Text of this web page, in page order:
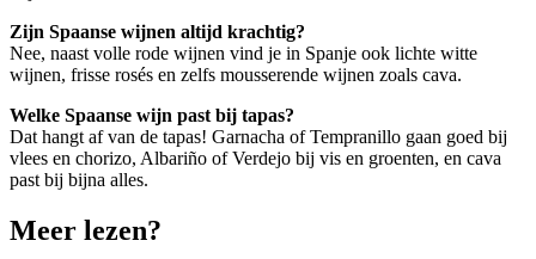
Zijn Spaanse wijnen altijd krachtig?
Nee, naast volle rode wijnen vind je in Spanje ook lichte witte
wijnen, frisse rosés en zelfs mousserende wijnen zoals cava.
Welke Spaanse wijn past bij tapas?
Dat hangt af van de tapas! Garnacha of Tempranillo gaan goed bij
vlees en chorizo, Albariño of Verdejo bij vis en groenten, en cava
past bij bijna alles.
Meer lezen?